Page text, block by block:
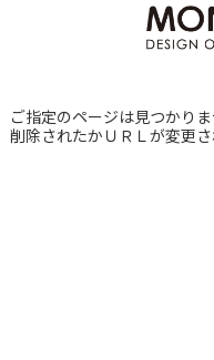
ご指定のページは見つかりま
削除されたかＵＲＬが変更